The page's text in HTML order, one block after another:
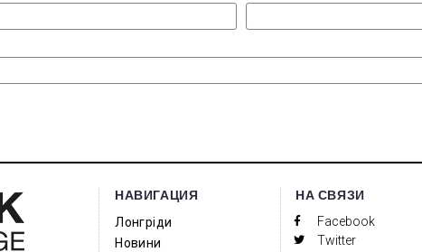
НАВИГАЦИЯ
Лонгріди
Новини
НА СВЯЗИ
Facebook
Twitter